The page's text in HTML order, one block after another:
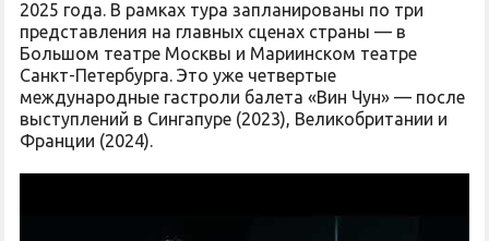
2025 года. В рамках тура запланированы по три
представления на главных сценах страны — в
Большом театре Москвы и Мариинском театре
Санкт-Петербурга. Это уже четвертые
международные гастроли балета «Вин Чун» — после
выступлений в Сингапуре (2023), Великобритании и
Франции (2024).